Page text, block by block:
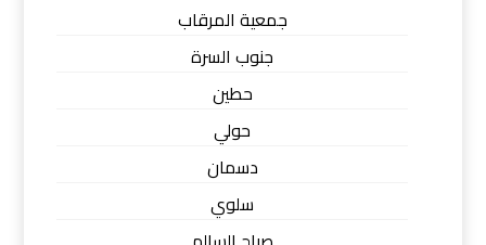
جمعية المرقاب
جنوب السرة
حطين
حولي
دسمان
سلوي